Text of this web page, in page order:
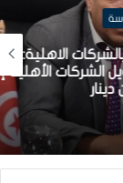
قريبا
إلى